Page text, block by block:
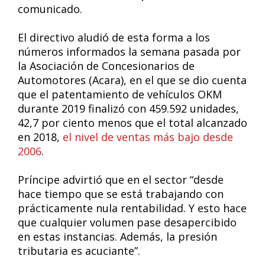
comunicado.
El directivo aludió de esta forma a los
números informados la semana pasada por
la Asociación de Concesionarios de
Automotores (Acara), en el que se dio cuenta
que el patentamiento de vehículos OKM
durante 2019 finalizó con 459.592 unidades,
42,7 por ciento menos que el total alcanzado
en 2018, el nivel de ventas más bajo desde
2006.
Príncipe advirtió que en el sector “desde
hace tiempo que se está trabajando con
prácticamente nula rentabilidad. Y esto hace
que cualquier volumen pase desapercibido
en estas instancias. Además, la presión
tributaria es acuciante”.